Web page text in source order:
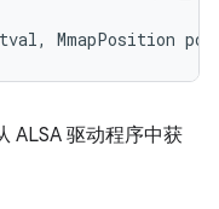
MmapPosition
ALSA 驱动程序中获